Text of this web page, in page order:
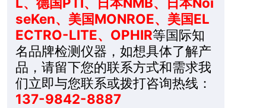
seKen、美国MONROE、美国EL
ECTRO-LITE、OPHIR等国际知
名品牌检测仪器，如想具体了解产
品，请留下您的联系方式和需求我
们立即与您联系或拨打咨询热线：
137-9842-8887